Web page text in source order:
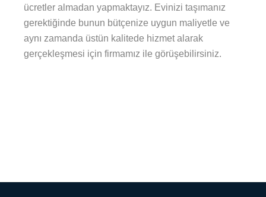
ücretler almadan yapmaktayız. Evinizi taşımanız
gerektiğinde bunun bütçenize uygun maliyetle ve
aynı zamanda üstün kalitede hizmet alarak
gerçekleşmesi için firmamız ile görüşebilirsiniz.